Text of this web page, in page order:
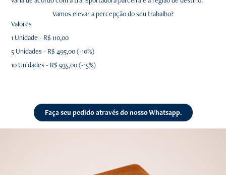
Vamos elevar a percepção do seu trabalho?
Valores
1 Unidade - R$ 110,00
5 Unidades - R$ 495,00 (-10%)
10 Unidades - R$ 935,00 (-15%)
Faça seu pedido através do nosso Whatsapp.